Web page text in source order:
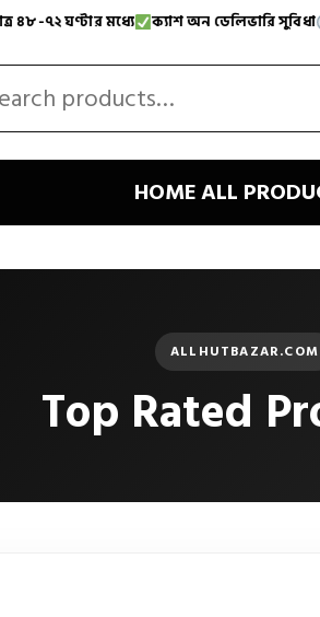
ঘণ্টার মধ্যে ক্যাশ অন ডেলিভারি সুবিধা
অনলাইন শপ সারা দেশে ফাস্ট হোম
HOMEALL
ALLHUTBAZAR.COM
Top Rated